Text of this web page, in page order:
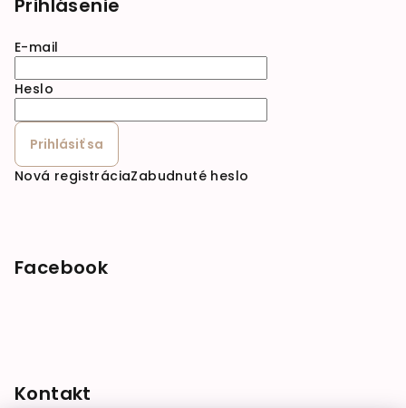
Prihlásenie
E-mail
Heslo
Prihlásiť sa
Nová registráciaZabudnuté heslo
Facebook
Kontakt